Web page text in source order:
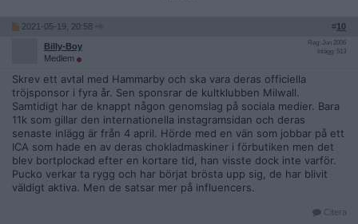
2021-05-19, 20:58 #10
Billy-Boy
Medlem
Reg: Jun 2006
Inlägg: 513
Skrev ett avtal med Hammarby och ska vara deras officiella
tröjsponsor i fyra år. Sen sponsrar de kultklubben Milwall.
Samtidigt har de knappt någon genomslag på sociala medier. Bara
11k som gillar den internationella instagramsidan och deras
senaste inlägg är från 4 april. Hörde med en vän som jobbar på ett
ICA som hade en av deras chokladmaskiner i förbutiken men det
blev bortplockad efter en kortare tid, han visste dock inte varför.
Pucko verkar ta rygg och har börjat brösta upp sig, de har blivit
väldigt aktiva. Men de satsar mer på influencers.
Citera